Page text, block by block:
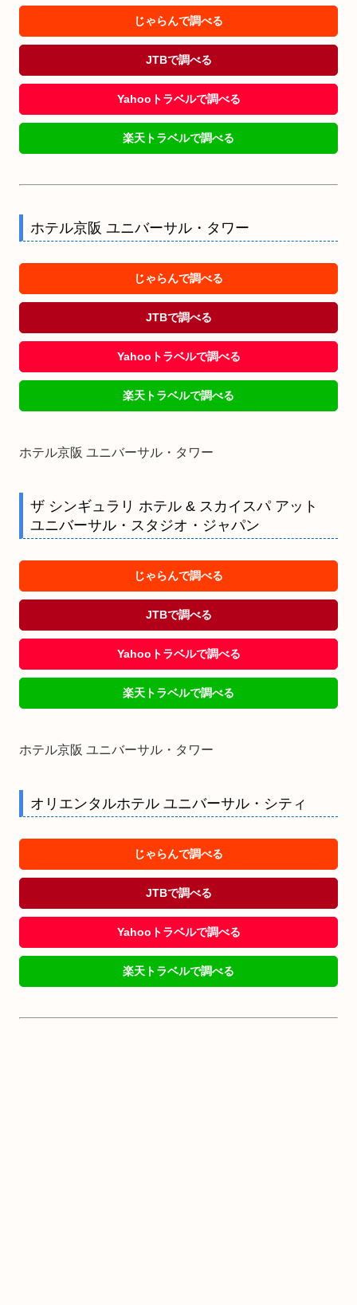
じゃらんで調べる
JTBで調べる
Yahooトラベルで調べる
楽天トラベルで調べる
ホテル京阪 ユニバーサル・タワー
じゃらんで調べる
JTBで調べる
Yahooトラベルで調べる
楽天トラベルで調べる
ホテル京阪 ユニバーサル・タワー
ザ シンギュラリ ホテル & スカイスパ アット
ユニバーサル・スタジオ・ジャパン
じゃらんで調べる
JTBで調べる
Yahooトラベルで調べる
楽天トラベルで調べる
ホテル京阪 ユニバーサル・タワー
オリエンタルホテル ユニバーサル・シティ
じゃらんで調べる
JTBで調べる
Yahooトラベルで調べる
楽天トラベルで調べる